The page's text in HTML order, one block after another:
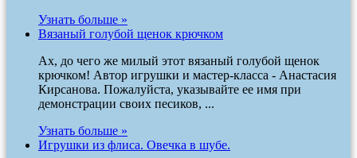
Узнать больше »
Вязаный голубой щенок крючком
Ах, до чего же милый этот вязаный голубой щенок
крючком! Автор игрушки и мастер-класса - Анастасия
Кирсанова. Пожалуйста, указывайте ее имя при
демонстрации своих песиков, ...
Узнать больше »
Игрушки из флиса. Овечка в шубе.